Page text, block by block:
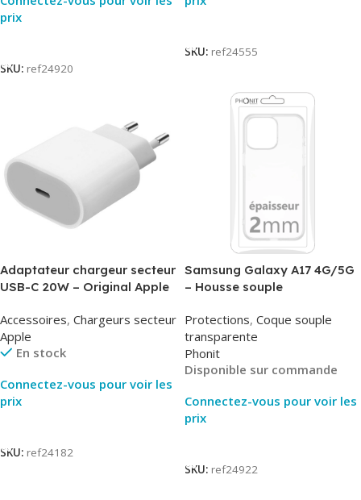
prix
SKU: ref24920
SKU: ref24555
Adaptateur chargeur secteur
USB-C 20W – Original Apple
Accessoires, Chargeurs secteur
Apple
En stock
Connectez-vous pour voir les
prix
SKU: ref24182
Samsung Galaxy A17 4G/5G
– Housse souple
Protections, Coque souple
transparente
Phonit
Disponible sur commande
Connectez-vous pour voir les
prix
SKU: ref24922